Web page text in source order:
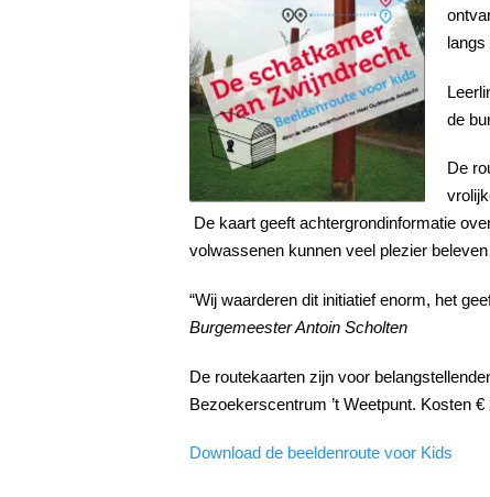
langs
de
De
De kaart geeft achtergrondinformatie
volwassenen kunnen veel plezier
“Wij waarderen dit initiatief enorm, het
Burgemeester Antoin Scholten
De routekaarten zijn voor
Bezoekerscentrum ’t Weetpunt. Kosten €
Download de beeldenroute voor Kids